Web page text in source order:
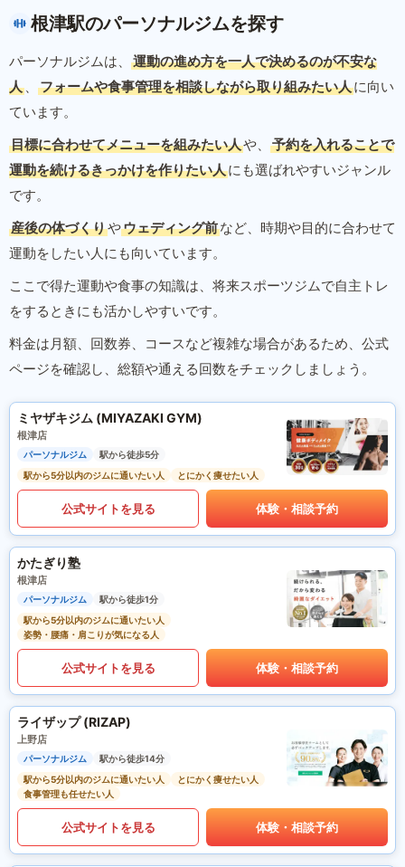
根津駅のパーソナルジムを探す
パーソナルジムは、
運動の進め方を一人で決めるのが不安な
人 、 フォームや食事管理を相談しながら取り組みたい人に向い
ています。
目標に合わせてメニューを組みたい人や、
予約を入れることで
運動を続けるきっかけを作りたい人にも選ばれやすいジャンル
です。
産後の体づくりやウェディング前など、時期や目的に合わせて
運動をしたい人にも向いています。
ここで得た運動や食事の知識は、将来スポーツジムで自主トレ
をするときにも活かしやすいです。
料金は月額、回数券、コースなど複雑な場合があるため、公式
ページを確認し、総額や通える回数をチェックしましょう。
ミヤザキジム (MIYAZAKI GYM)
根津店
パーソナルジム
駅から徒歩5分
駅から5分以内のジムに通いたい人
とにかく痩せたい人
公式サイトを見る 体験・相談予約
かたぎり塾
根津店
パーソナルジム
駅から徒歩1分
駅から5分以内のジムに通いたい人
姿勢・腰痛・肩こりが気になる人
公式サイトを見る 体験・相談予約
ライザップ (RIZAP)
上野店
パーソナルジム
駅から徒歩14分
駅から5分以内のジムに通いたい人
とにかく痩せたい人
食事管理も任せたい人
公式サイトを見る 体験・相談予約